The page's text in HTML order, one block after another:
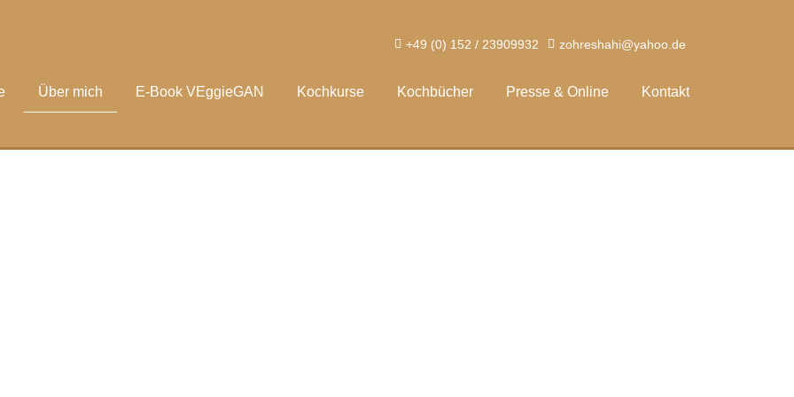
+49 (0) 152 / 23909932 zohreshahi@yahoo.de
Über mich E-Book VEggieGAN Kochkurse Kochbücher Presse & Online Kontakt